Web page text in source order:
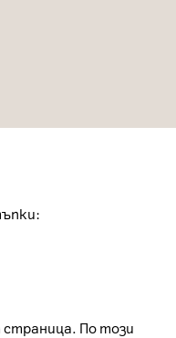
По този